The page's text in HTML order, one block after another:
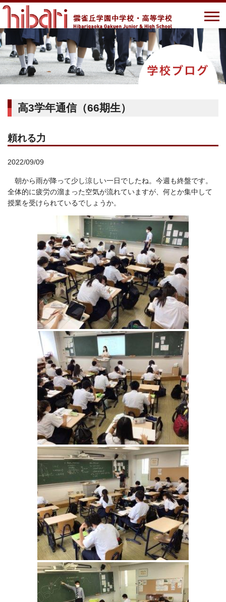
高3学年通信（66期生）
頼れる力
2022/09/09
朝から雨が降って少し涼しい一日でしたね。今週も終盤です。
全体的に疲労の溜まった空気が流れていますが、何とか集中して
授業を受けられているでしょうか。